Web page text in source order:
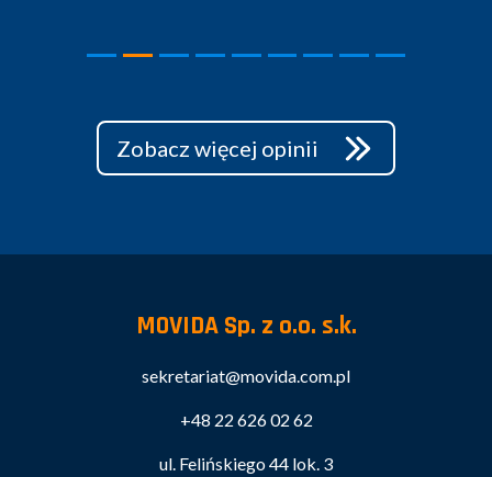
Zobacz więcej opinii
MOVIDA Sp. z o.o. s.k.
sekretariat@movida.com.pl
+48 22 626 02 62
ul. Felińskiego 44 lok. 3